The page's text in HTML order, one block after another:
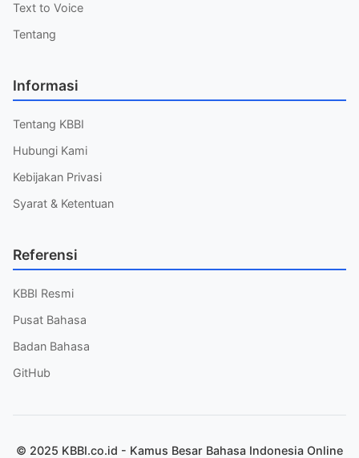
Text to Voice
Tentang
Informasi
Tentang KBBI
Hubungi Kami
Kebijakan Privasi
Syarat & Ketentuan
Referensi
KBBI Resmi
Pusat Bahasa
Badan Bahasa
GitHub
© 2025 KBBI.co.id - Kamus Besar Bahasa Indonesia Online